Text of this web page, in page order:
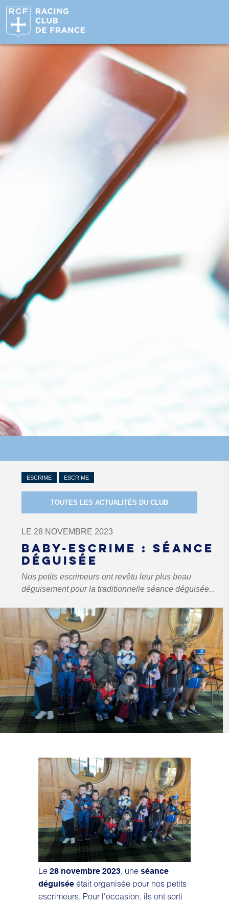
ESCRIME ESCRIME
TOUTES LES ACTUALITÉS DU CLUB
LE 28 NOVEMBRE 2023
BABY-ESCRIME : SÉANCE
DÉGUISÉE
Nos petits escrimeurs ont revêtu leur plus beau
déguisement pour la traditionnelle séance déguisée...
Le28 novembre 2023, une séance
déguiséeétait organisée pour nos petits
escrimeurs. Pour l'occasion, ils ont sorti